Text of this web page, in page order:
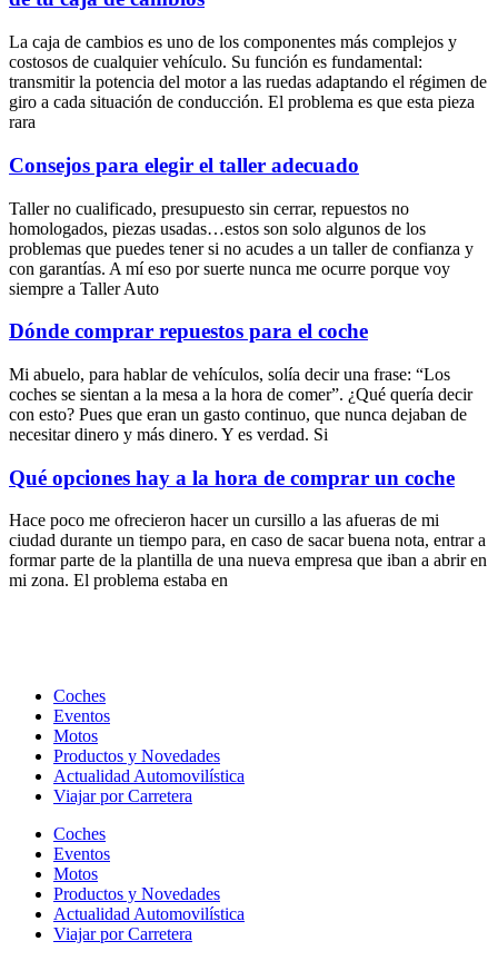
La caja de cambios es uno de los componentes más complejos y
costosos de cualquier vehículo. Su función es fundamental:
transmitir la potencia del motor a las ruedas adaptando el régimen de
giro a cada situación de conducción. El problema es que esta pieza
rara
Consejos para elegir el taller adecuado
Taller no cualificado, presupuesto sin cerrar, repuestos no
homologados, piezas usadas…estos son solo algunos de los
problemas que puedes tener si no acudes a un taller de confianza y
con garantías. A mí eso por suerte nunca me ocurre porque voy
siempre a Taller Auto
Dónde comprar repuestos para el coche
Mi abuelo, para hablar de vehículos, solía decir una frase: “Los
coches se sientan a la mesa a la hora de comer”. ¿Qué quería decir
con esto? Pues que eran un gasto continuo, que nunca dejaban de
necesitar dinero y más dinero. Y es verdad. Si
Qué opciones hay a la hora de comprar un coche
Hace poco me ofrecieron hacer un cursillo a las afueras de mi
ciudad durante un tiempo para, en caso de sacar buena nota, entrar a
formar parte de la plantilla de una nueva empresa que iban a abrir en
mi zona. El problema estaba en
Coches
Eventos
Motos
Productos y Novedades
Actualidad Automovilística
Viajar por Carretera
Coches
Eventos
Motos
Productos y Novedades
Actualidad Automovilística
Viajar por Carretera